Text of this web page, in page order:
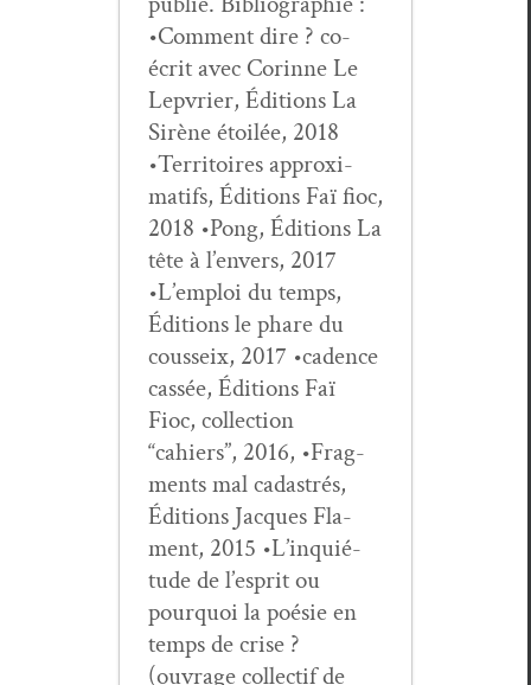
•Com­ment dire ? co-
écrit avec Corinne Le
Lep­vri­er, Édi­tions La
Sirène étoilée, 2018
•Ter­ri­toires approx­i­
mat­ifs, Édi­tions Faï fioc,
2018 •Pong, Édi­tions La
tête à l’en­vers, 2017
•L’emploi du temps,
Édi­tions le phare du
cous­seix, 2017 •cadence
cassée, Édi­tions Faï
Fioc, col­lec­tion
“cahiers”, 2016, •Frag­
ments mal cadas­trés,
Édi­tions Jacques Fla­
ment, 2015 •L’in­quié­
tude de l’e­sprit ou
pourquoi la poésie en
temps de crise ?
(ouvrage col­lec­tif de